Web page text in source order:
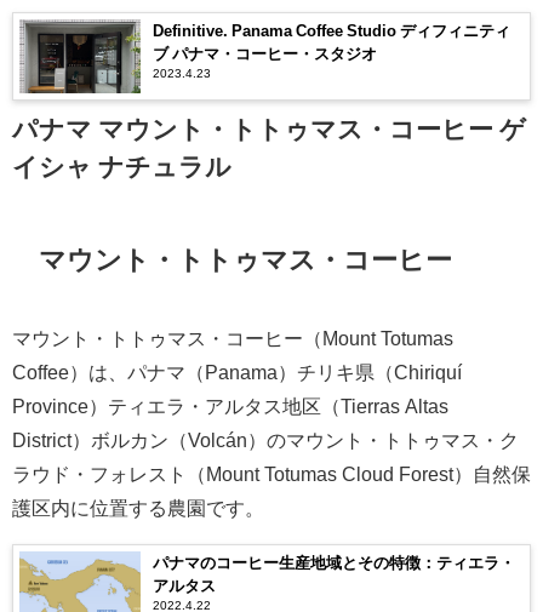
Definitive. Panama Coffee Studio ディフィニティ
ブ パナマ・コーヒー・スタジオ
2023.4.23
パナマ マウント・トトゥマス・コーヒー ゲ
イシャ ナチュラル
マウント・トトゥマス・コーヒー
マウント・トトゥマス・コーヒー（Mount Totumas
Coffee）は、パナマ（Panama）チリキ県（Chiriquí
Province）ティエラ・アルタス地区（Tierras Altas
District）ボルカン（Volcán）のマウント・トトゥマス・ク
ラウド・フォレスト（Mount Totumas Cloud Forest）自然保
護区内に位置する農園です。
パナマのコーヒー生産地域とその特徴：ティエラ・
アルタス
2022.4.22